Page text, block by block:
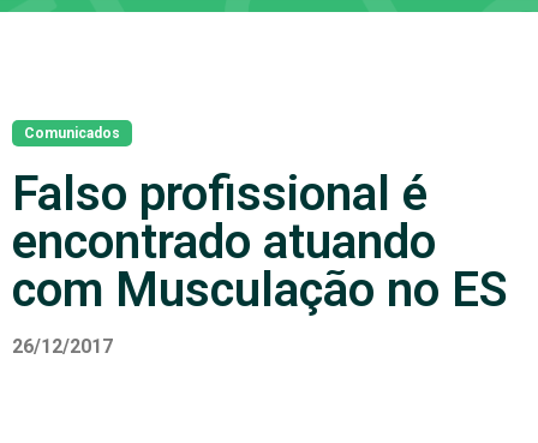
Comunicados
Falso profissional é
encontrado atuando
com Musculação no ES
26/12/2017